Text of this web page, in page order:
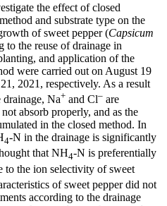
the effect of closed
and substrate type on the
of sweet pepper (Capsicum
to the reuse of drainage in
and application of the
were carried out on August 19
2021, respectively. As a result
Na+ and Cl‒ are
absorb properly, and as the
in the closed method. In
4-N in the drainage is significantly
that NH4-N is preferentially
to the ion selectivity of sweet
of sweet pepper did not
according to the drainage